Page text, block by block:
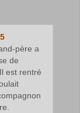
père a
de
est rentré